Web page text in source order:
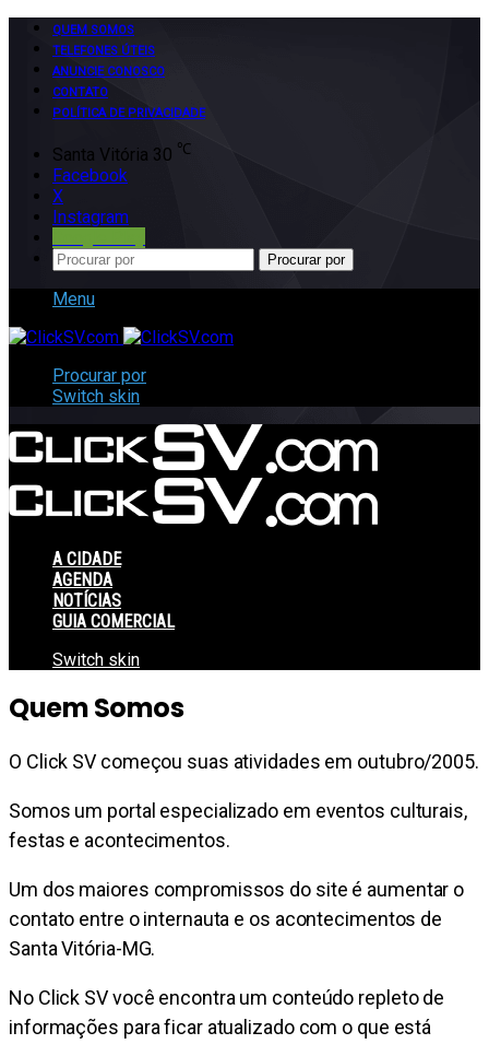
QUEM SOMOS
TELEFONES ÚTEIS
ANUNCIE CONOSCO
CONTATO
POLÍTICA DE PRIVACIDADE
Santa Vitória 30 ℃
Facebook
X
Instagram
Procurar por
Menu
Procurar por
Switch skin
A CIDADE
AGENDA
NOTÍCIAS
GUIA COMERCIAL
Switch skin
Quem Somos
O Click SV começou suas atividades em outubro/2005.
Somos um portal especializado em eventos culturais,
festas e acontecimentos.
Um dos maiores compromissos do site é aumentar o
contato entre o internauta e os acontecimentos de
Santa Vitória-MG.
No Click SV você encontra um conteúdo repleto de
informações para ficar atualizado com o que está